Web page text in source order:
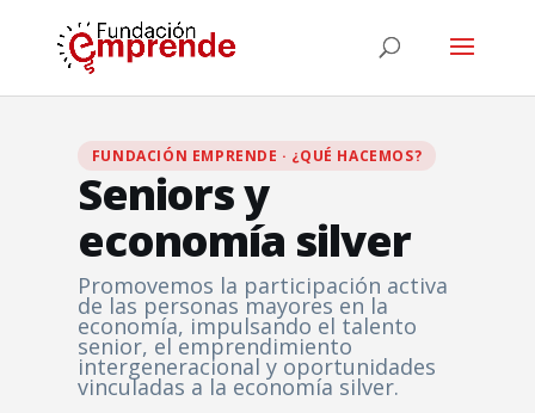
FUNDACIÓN EMPRENDE · ¿QUÉ HACEMOS?
Seniors y
economía silver
Promovemos la participación activa
de las personas mayores en la
economía, impulsando el talento
senior, el emprendimiento
intergeneracional y oportunidades
vinculadas a la economía silver.